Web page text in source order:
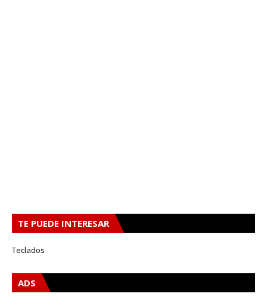
TE PUEDE INTERESAR
Teclados
ADS